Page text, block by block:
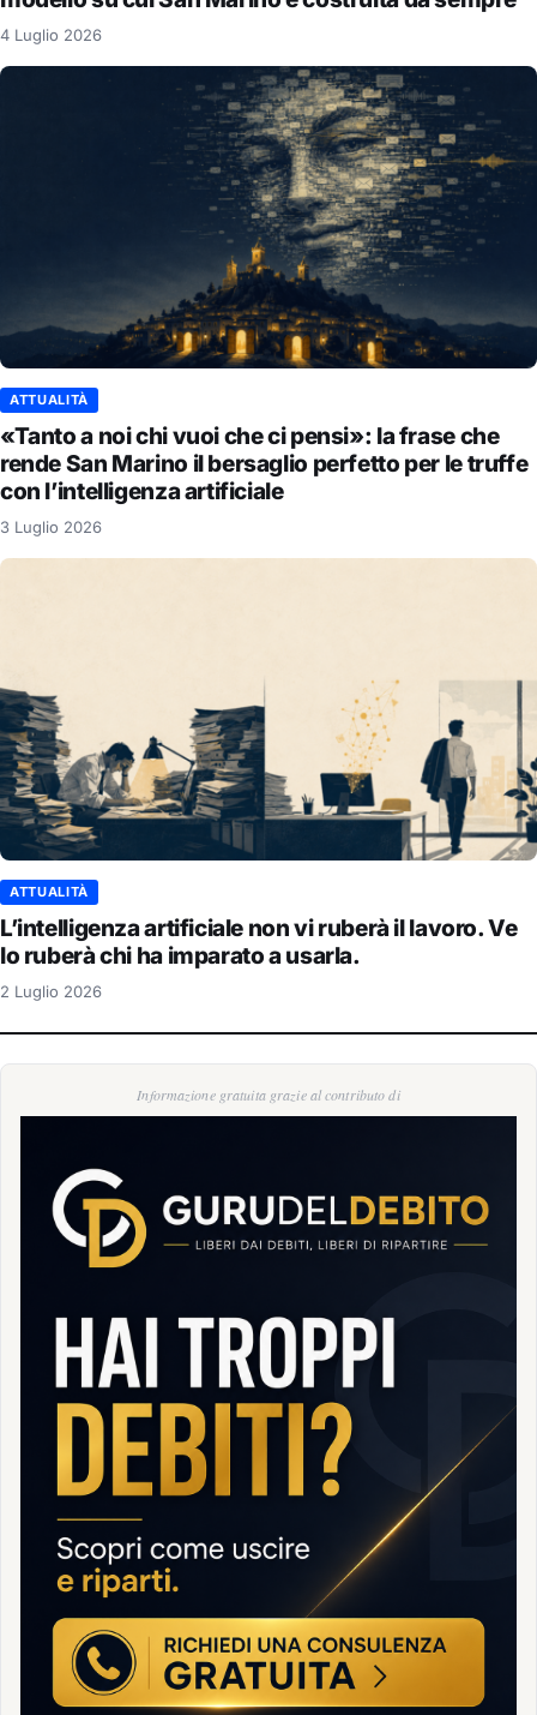
4 Luglio 2026
ATTUALITÀ
«Tanto a noi chi vuoi che ci pensi»: la frase che
rende San Marino il bersaglio perfetto per le truffe
con l’intelligenza artificiale
3 Luglio 2026
ATTUALITÀ
L’intelligenza artificiale non vi ruberà il lavoro. Ve
lo ruberà chi ha imparato a usarla.
2 Luglio 2026
Informazione gratuita grazie al contributo di